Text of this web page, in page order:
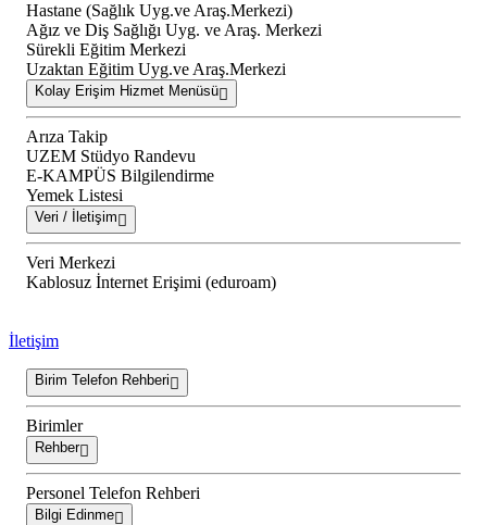
Hastane (Sağlık Uyg.ve Araş.Merkezi)
Ağız ve Diş Sağlığı Uyg. ve Araş. Merkezi
Sürekli Eğitim Merkezi
Uzaktan Eğitim Uyg.ve Araş.Merkezi
Kolay Erişim Hizmet Menüsü
Arıza Takip
UZEM Stüdyo Randevu
E-KAMPÜS Bilgilendirme
Yemek Listesi
Veri / İletişim
Veri Merkezi
Kablosuz İnternet Erişimi (eduroam)
İletişim
Birim Telefon Rehberi
Birimler
Rehber
Personel Telefon Rehberi
Bilgi Edinme